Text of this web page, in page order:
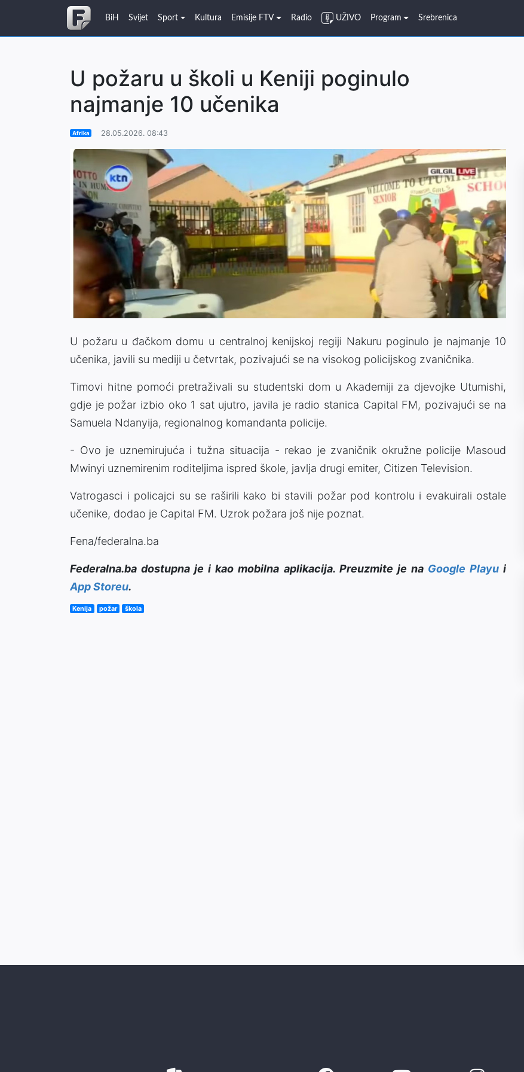
BiH Svijet Sport Kultura Emisije FTV Radio UŽIVO Program Srebrenica
U požaru u školi u Keniji poginulo
najmanje 10 učenika
Afrika 28.05.2026. 08:43
U požaru u đačkom domu u centralnoj kenijskoj regiji Nakuru poginulo je najmanje 10
učenika, javili su mediji u četvrtak, pozivajući se na visokog policijskog zvaničnika.
Timovi hitne pomoći pretraživali su studentski dom u Akademiji za djevojke Utumishi,
gdje je požar izbio oko 1 sat ujutro, javila je radio stanica Capital FM, pozivajući se na
Samuela Ndanyija, regionalnog komandanta policije.
- Ovo je uznemirujuća i tužna situacija - rekao je zvaničnik okružne policije Masoud
Mwinyi uznemirenim roditeljima ispred škole, javlja drugi emiter, Citizen Television.
Vatrogasci i policajci su se raširili kako bi stavili požar pod kontrolu i evakuirali ostale
učenike, dodao je Capital FM. Uzrok požara još nije poznat.
Fena/federalna.ba
Federalna.ba dostupna je i kao mobilna aplikacija. Preuzmite je na Google Playui
App Storeu.
Kenija požar škola